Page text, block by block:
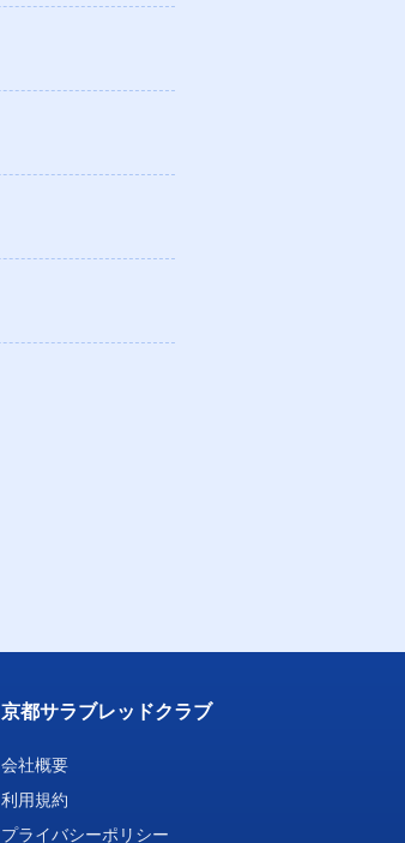
京都サラブレッドクラブ
会社概要
利用規約
プライバシーポリシー